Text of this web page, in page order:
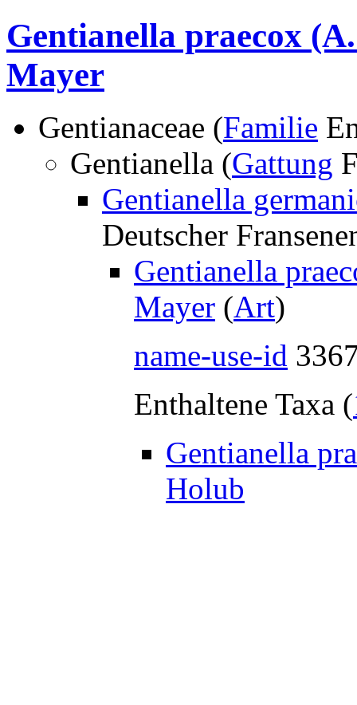
Gentianella praecox
Mayer
Gentianaceae (Familie
Gentianella (Gattung
Gentianella
Deutscher
Gentianella
Mayer (Art)
name-use-id
Enthaltene Taxa (
Gentianella
Holub